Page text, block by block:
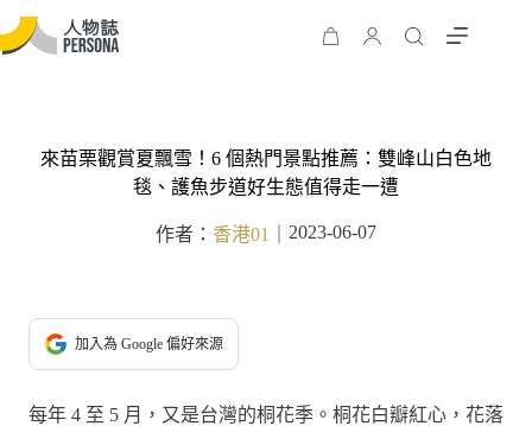
來苗栗觀賞夏飄雪！6 個熱門景點推薦：雙峰山白色地
毯、護魚步道好生態值得走一遭
作者： 香港01 2023-06-07
加入為 Google 偏好來源
每年 4 至 5 月，又是台灣的桐花季。桐花白瓣紅心，花落